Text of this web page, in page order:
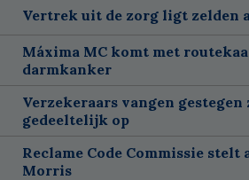
Vertrek uit de zorg ligt zelden
Máxima MC komt met
darmkanker
Verzekeraars vangen
gedeeltelijk op
Reclame Code Commissie
Morris